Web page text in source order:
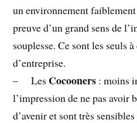
un environnement
preuve d’un grand sens de
souplesse. Ce sont les seuls
d’entreprise.
– Les Cocooners : moins
l’impression de ne pas avoir
d’avenir et sont très